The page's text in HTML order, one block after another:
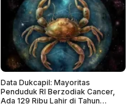
Data Dukcapil: Mayoritas
Penduduk RI Berzodiak Cancer,
Ada 129 Ribu Lahir di Tahun